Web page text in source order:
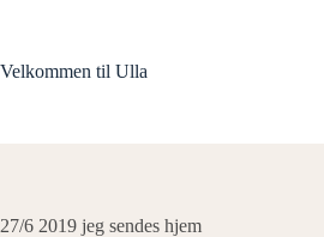
Velkommen til Ulla
27/6 2019 jeg sendes hjem